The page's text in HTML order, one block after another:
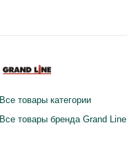
Все товары категории
Все товары бренда Grand Line